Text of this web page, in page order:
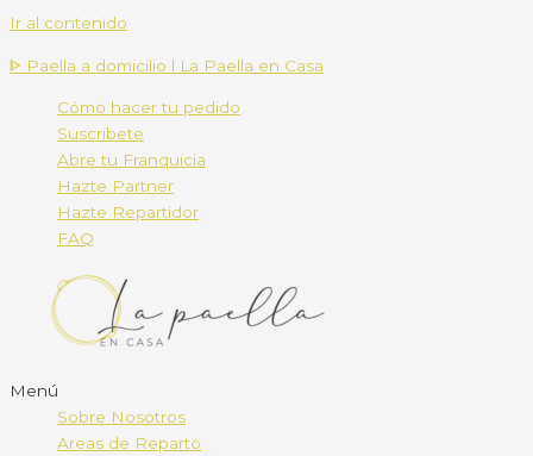
Ir al contenido
ᐈ Paella a domicilio l La Paella en Casa
Cómo hacer tu pedido
Suscribete
Abre tu Franquicia
Hazte Partner
Hazte Repartidor
FAQ
Menú
Sobre Nosotros
Areas de Reparto